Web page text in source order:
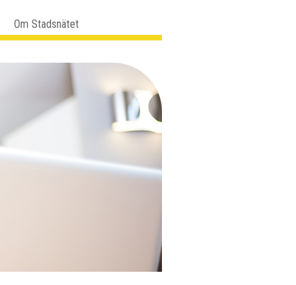
Om Stadsnätet